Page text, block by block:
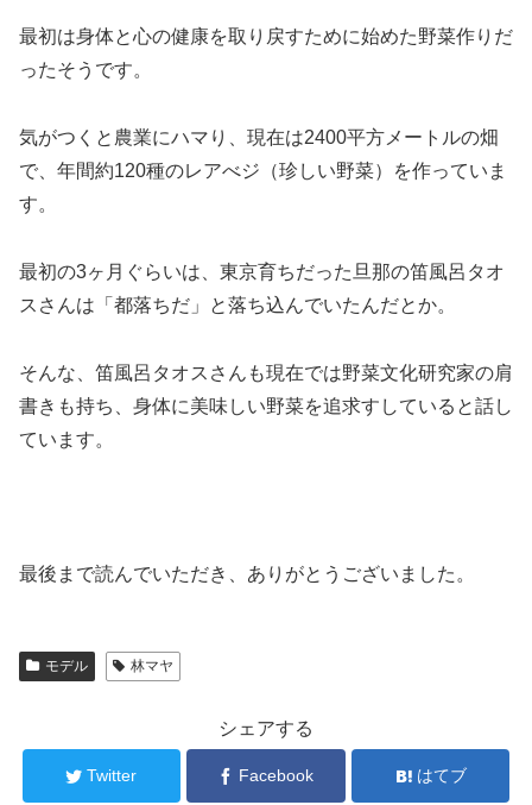
最初は身体と心の健康を取り戻すために始めた野菜作りだ
ったそうです。
気がつくと農業にハマり、現在は2400平方メートルの畑
で、年間約120種のレアべジ（珍しい野菜）を作っていま
す。
最初の3ヶ月ぐらいは、東京育ちだった旦那の笛風呂タオ
スさんは「都落ちだ」と落ち込んでいたんだとか。
そんな、笛風呂タオスさんも現在では野菜文化研究家の肩
書きも持ち、身体に美味しい野菜を追求すしていると話し
ています。
最後まで読んでいただき、ありがとうございました。
モデル 林マヤ
シェアする
Twitter Facebook はてブ